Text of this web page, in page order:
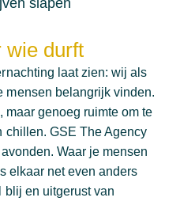
slapen
wie durft
laat zien: wij als
mensen belangrijk vinden.
genoeg ruimte om te
chillen. GSE The Agency
Waar je mensen
elkaar net even anders
blij en uitgerust van